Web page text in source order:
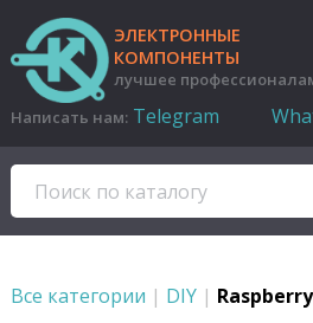
ЭЛЕКТРОННЫЕ
КОМПОНЕНТЫ
лучшее
Написать нам: Telegram
Все категории | DIY |